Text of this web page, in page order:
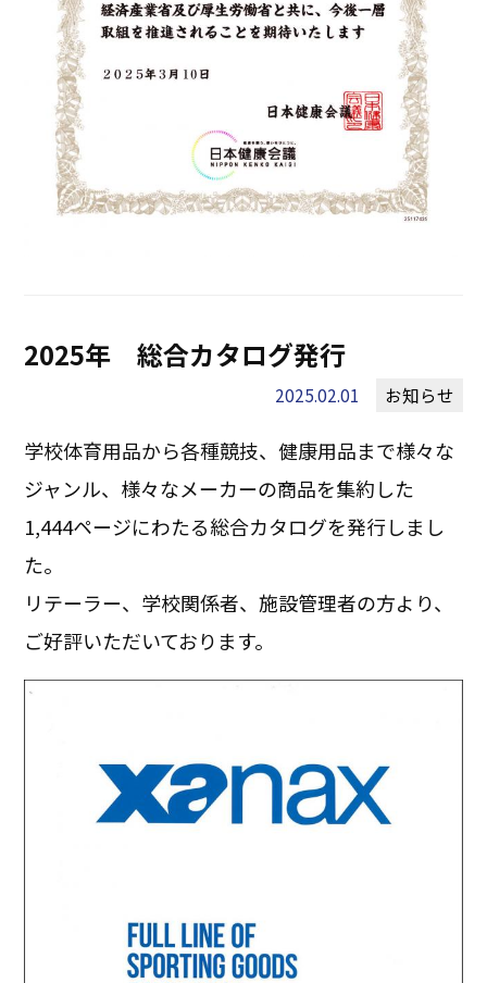
2025年 総合カタログ発行
2025.02.01 お知らせ
学校体育用品から各種競技、健康用品まで様々な
ジャンル、様々なメーカーの商品を集約した
1,444ページにわたる総合カタログを発行しまし
た。
リテーラー、学校関係者、施設管理者の方より、
ご好評いただいております。